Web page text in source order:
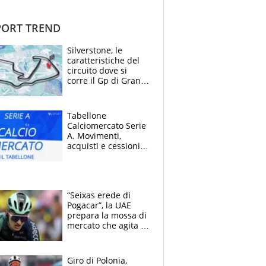
TREND
Silverstone, le
caratteristiche del
circuito dove si
corre il Gp di Gran
Tabellone
Calciomercato Serie
A. Movimenti,
acquisti e cessioni:
“Seixas erede di
Pogacar”, la UAE
prepara la mossa di
mercato che agita la
a Burgos
Giro di Polonia,